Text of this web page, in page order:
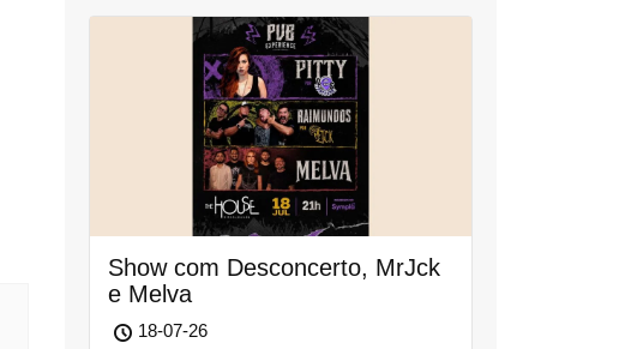
Show com Desconcerto, MrJck
e Melva
18-07-26